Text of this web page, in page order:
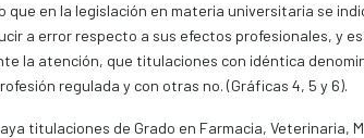
que en la legislación en materia universitaria se
a error respecto a sus efectos profesionales, y
la atención, que titulaciones con idéntica
regulada y con otras no. (Gráficas 4, 5 y 6).
titulaciones de Grado en Farmacia, Veterinaria,